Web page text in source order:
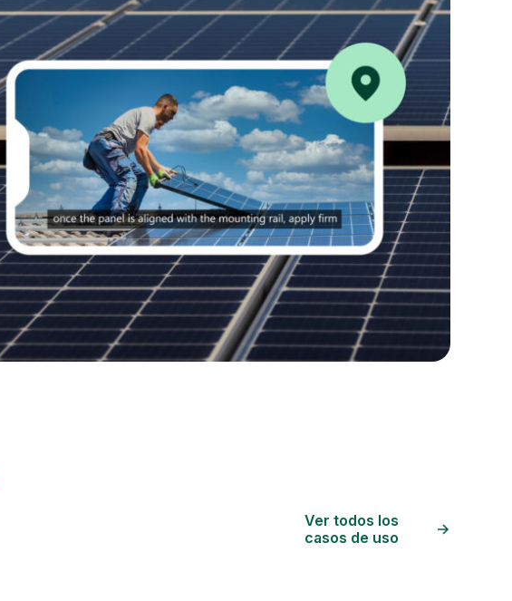
Ver todos los
casos de uso